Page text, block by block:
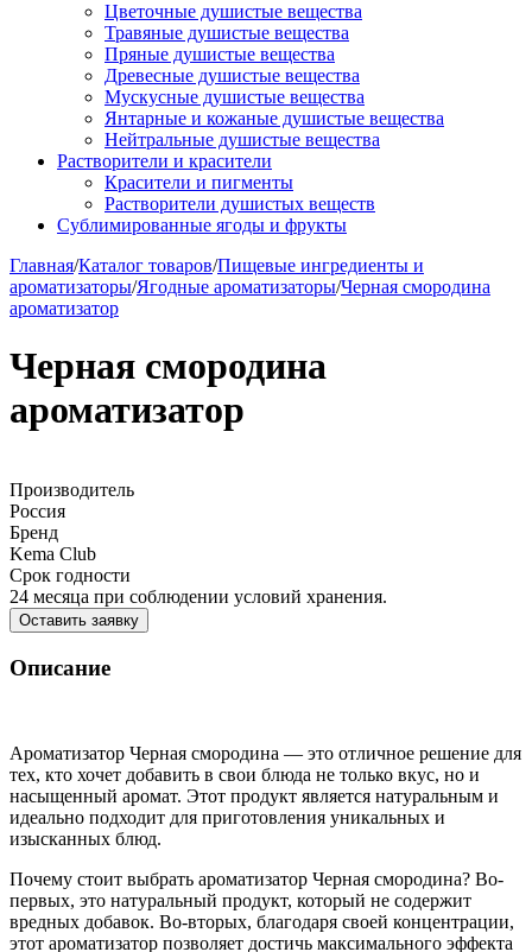
Цветочные душистые вещества
Травяные душистые вещества
Пряные душистые вещества
Древесные душистые вещества
Мускусные душистые вещества
Янтарные и кожаные душистые вещества
Нейтральные душистые вещества
Растворители и красители
Красители и пигменты
Растворители душистых веществ
Сублимированные ягоды и фрукты
Главная/Каталог товаров/Пищевые ингредиенты и
ароматизаторы/Ягодные ароматизаторы/Черная смородина
ароматизатор
Черная смородина
ароматизатор
Производитель
Россия
Бренд
Kema Club
Срок годности
24 месяца при соблюдении условий хранения.
Оставить заявку
Описание
Ароматизатор Черная смородина — это отличное решение для
тех, кто хочет добавить в свои блюда не только вкус, но и
насыщенный аромат. Этот продукт является натуральным и
идеально подходит для приготовления уникальных и
изысканных блюд.
Почему стоит выбрать ароматизатор Черная смородина? Во-
первых, это натуральный продукт, который не содержит
вредных добавок. Во-вторых, благодаря своей концентрации,
этот ароматизатор позволяет достичь максимального эффекта